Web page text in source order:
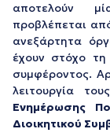
αποτελούν
προβλέπεται
ανεξάρτητα
έχουν στόχο
συμφέροντος.
λειτουργία
Ενημέρωσης
Διοικητικού